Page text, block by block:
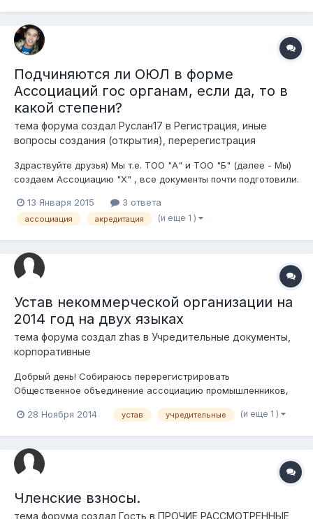
Подчиняются ли ОЮЛ в форме
Ассоциаций гос органам, если да, то в
какой степени?
тема форума создал Руслан17 в Регистрация, иные
вопросы создания (открытия), перерегистрация
Здраствуйте друзья) Мы т.е. ТОО "А" и ТОО "Б" (далее - Мы)
создаем Ассоциацию "Х" , все документы почти подготовили.
нас будет Ассоциация городская или Республиканская?",
отсюда куча вопросов, как определить статус Ассоциации?
13 Января 2015 3 ответа
ассоциация акредитация (и еще 1 )
Устав некоммерческой организации на
2014 год на двух языках
тема форума создал zhas в Учредительные документы,
корпоративные
Добрый день! Собираюсь перерегистрировать
Общественное объединение ассоциацию промышленников,
выложить на форуме и за одно экспертам проверить
благодарю!
28 Ноября 2014 устав учредительные (и еще 1 )
Членские взносы.
тема форума создал Гость в ПРОЧИЕ РАССМОТРЕННЫЕ